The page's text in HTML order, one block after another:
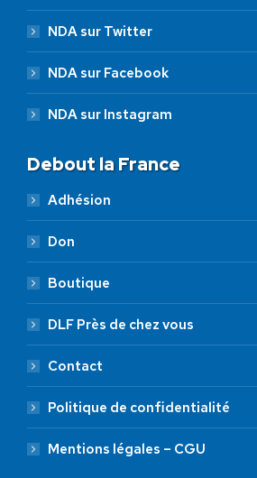
NDA sur Twitter
NDA sur Facebook
NDA sur Instagram
Debout la France
Adhésion
Don
Boutique
DLF Près de chez vous
Contact
Politique de confidentialité
Mentions légales – CGU